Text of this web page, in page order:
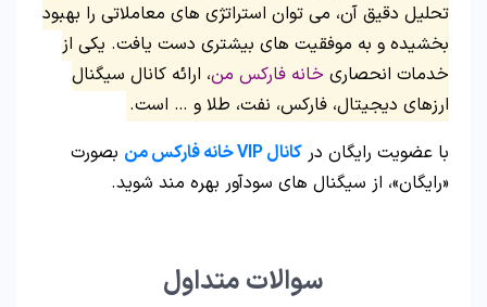
تحلیل دقیق آن‌، می توان استراتژی‌ های معاملاتی را بهبود
بخشیده و به موفقیت‌ های بیشتری دست یافت. یکی از
خدمات انحصاری خانه فارکس من، ارائه کانال سیگنال
ارزهای دیجیتال، فارکس، نفت، طلا و … است.
با عضویت رایگان در کانال VIP خانه فارکس من
بصورت
«رایگان»، از سیگنال های سودآور بهره مند شوید.
سوالات متداول